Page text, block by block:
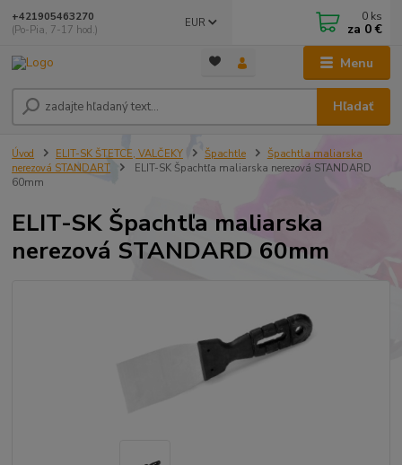
Menu
EUR
Hľadať
+421905463270
(Po-Pia, 7-17 hod.)
0 ks
za 0 €
Úvod ELIT-SK ŠTETCE, VALČEKY Špachtle
Špachtla maliarska
nerezová STANDART
ELIT-SK Špachtľa maliarska nerezová STANDARD
60mm
ELIT-SK Špachtľa maliarska
nerezová STANDARD 60mm